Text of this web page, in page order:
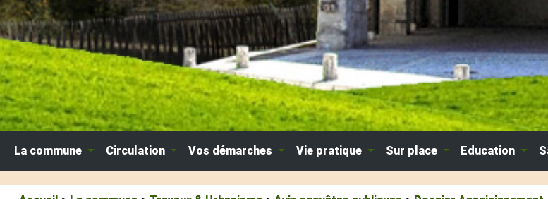
La commune Circulation Vos démarches Vie pratique Sur place Education